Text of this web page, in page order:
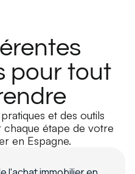
pour tout
et des outils
chaque étape de votre
en Espagne.